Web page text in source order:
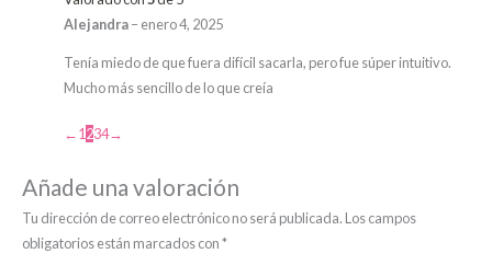
Alejandra– enero 4, 2025
Tenía miedo de que fuera difícil sacarla, pero fue súper intuitivo.
Mucho más sencillo de lo que creía
←1234→
Añade una valoración
Tu dirección de correo electrónico no será publicada. Los campos
obligatorios están marcados con*